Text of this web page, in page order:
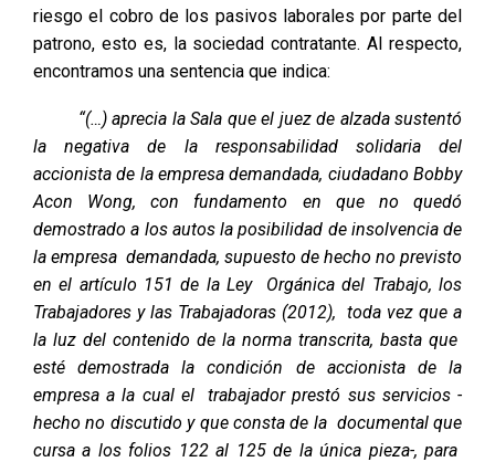
riesgo el cobro de los pasivos laborales por parte del
patrono, esto es, la sociedad contratante. Al respecto,
encontramos una sentencia que indica:
“(…) aprecia la Sala que el juez de alzada sustentó
la negativa de la responsabilidad solidaria del
accionista de la empresa demandada, ciudadano Bobby
Acon Wong, con fundamento en que no quedó
demostrado a los autos la posibilidad de insolvencia de
la empresa demandada, supuesto de hecho no previsto
en el artículo 151 de la Ley Orgánica del Trabajo, los
Trabajadores y las Trabajadoras (2012), toda vez que a
la luz del contenido de la norma transcrita, basta que
esté demostrada la condición de accionista de la
empresa a la cual el trabajador prestó sus servicios -
hecho no discutido y que consta de la documental que
cursa a los folios 122 al 125 de la única pieza-, para